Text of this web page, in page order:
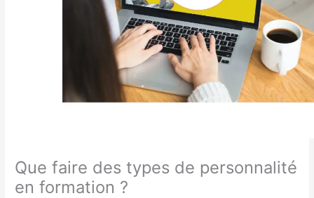
Que faire des types de personnalité
en formation ?